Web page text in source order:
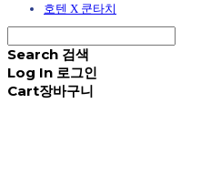
호텐 X 쿤타치
Search 검색
Log In 로그인
Cart장바구니